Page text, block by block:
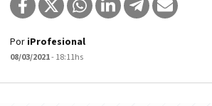
Por iProfesional
08/03/2021- 18:11hs